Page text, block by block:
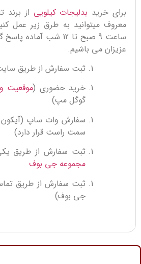
برای خرید بدلیجات کیلویی از
معروف میتوانید به طرق زیر عمل
ساعت 9 صبح تا 12 شب
عزیزان می باشیم.
ثبت سفارش از طریق
خرید حضوری (موقعیت
گوگل مپ)
سفارش وات ساپ
سمت راست قرار دارد)
ثبت سفارش از طریق
مجموعه جی بوف
ثبت سفارش از طریق
جی بوف)